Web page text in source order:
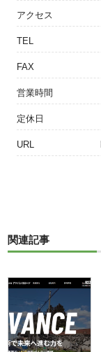
アクセス
TEL
FAX
営業時間
定休日
URL
関連記事